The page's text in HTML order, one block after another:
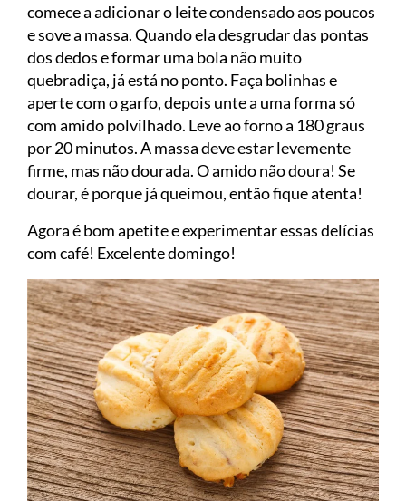
comece a adicionar o leite condensado aos poucos
e sove a massa. Quando ela desgrudar das pontas
dos dedos e formar uma bola não muito
quebradiça, já está no ponto. Faça bolinhas e
aperte com o garfo, depois unte a uma forma só
com amido polvilhado. Leve ao forno a 180 graus
por 20 minutos. A massa deve estar levemente
firme, mas não dourada. O amido não doura! Se
dourar, é porque já queimou, então fique atenta!
Agora é bom apetite e experimentar essas delícias
com café! Excelente domingo!